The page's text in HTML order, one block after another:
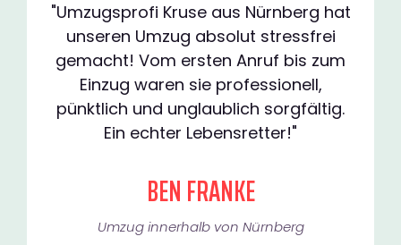
"Umzugsprofi Kruse aus Nürnberg hat
unseren Umzug absolut stressfrei
gemacht! Vom ersten Anruf bis zum
Einzug waren sie professionell,
pünktlich und unglaublich sorgfältig.
Ein echter Lebensretter!"
BEN FRANKE
Umzug innerhalb von Nürnberg​